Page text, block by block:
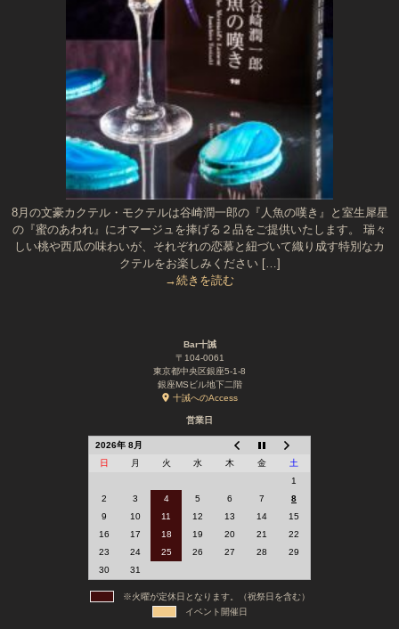
8月の文豪カクテル・モクテルは谷崎潤一郎の『人魚の嘆き』と室生犀星
の『蜜のあわれ』にオマージュを捧げる２品をご提供いたします。 瑞々
しい桃や西瓜の味わいが、それぞれの恋慕と紐づいて織り成す特別なカ
クテルをお楽しみください […]
→続きを読む
Bar十誡
〒104-0061
東京都中央区銀座5-1-8
銀座MSビル地下二階
十誡へのAccess
営業日
2026年 8月
日
月 火 水 木 金
土
1
2
3 4 5 6 7
8
9
10 11 12 13 14
15
16
17 18 19 20 21
22
23
24 25 26 27 28
29
30
31
※火曜が定休日となります。（祝祭日を含む）
イベント開催日